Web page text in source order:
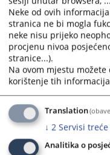
Neke od ovih
stranica ne bi mogla
neke nisu prijeko
procjenu nivoa
stranice...).
Na ovom mjestu
korištenje tih
Translation
↓ 2 Servisi
Analitika o